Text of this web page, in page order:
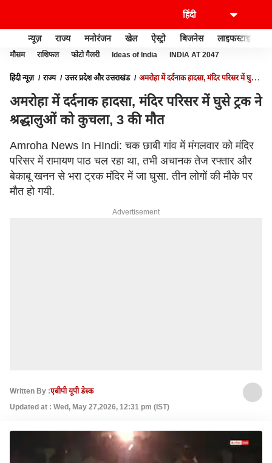
न्यूज़ राज्य मनोरंजन खेल ऐस्ट्रो बिजनेस लाइफस्टाइल
मौसम राशिफल फोटो गैलरी Ideas of India INDIA AT 2047
हिंदी न्यूज़ राज्य उत्तर प्रदेश और उत्तराखंड
अमरोहा में दर्दनाक हादसा, मंदिर परिसर में घुसे
अमरोहा में दर्दनाक हादसा, मंदिर परिसर में घुसे ट्रक ने
श्रद्धालुओं को कुचला, 3 की मौत
Amroha News In HIndi: चक छाबी गांव में मंगलवार को मंदिर
परिसर में रामायण पाठ चल रहा था, तभी अचानक तेज रफ्तार और
बेकाबू खनन से भरा ट्रक मंदिर में जा घुसा. तीन लोगों की मौके पर
मौत हो गयी.
Advertisement
Written By :एबीपी यूपी डेस्क
Updated at : Wed, May 27,2026, 12:31 pm (IST)